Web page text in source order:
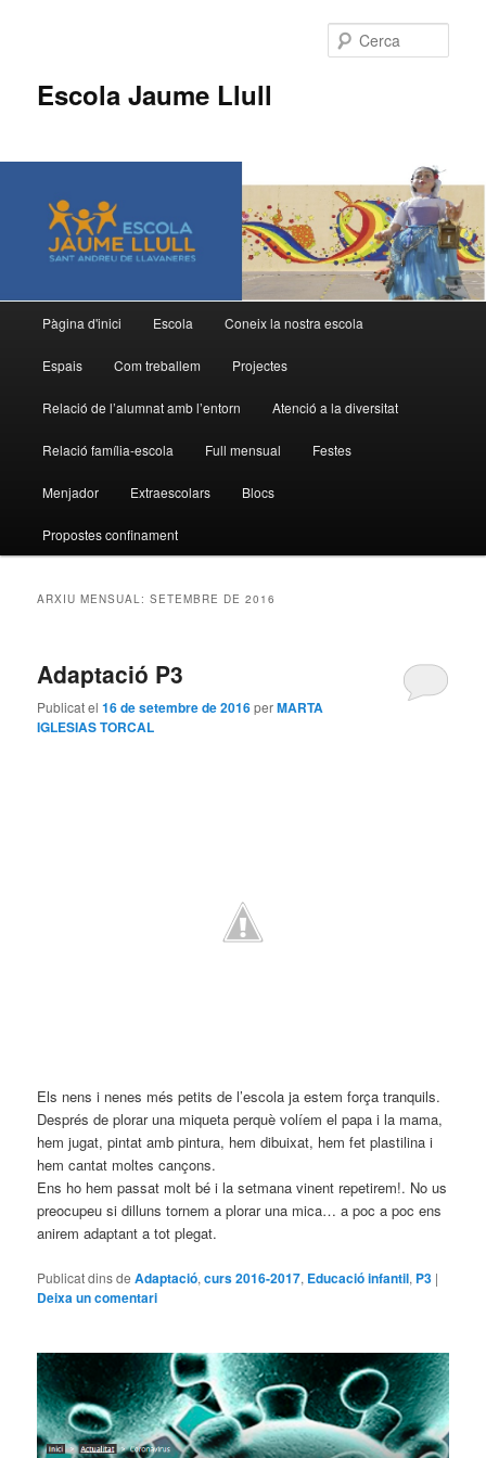
Escola Jaume Llull
principal
Aneu
al
contingut
Aneu
al
contingut
Pàgina d'inici Escola Coneix la nostra escola
Espais Com treballem Projectes
Relació de l’alumnat amb l’entorn Atenció a la diversitat
Relació família-escola Full mensual Festes
Menjador Extraescolars Blocs
Propostes confinament
ARXIU MENSUAL:SETEMBRE DE 2016
Adaptació P3
Publicat el16 de setembre de 2016perMARTA
IGLESIAS TORCAL
Els nens i nenes més petits de l’escola ja estem força tranquils.
Després de plorar una miqueta perquè volíem el papa i la mama,
hem jugat, pintat amb pintura, hem dibuixat, hem fet plastilina i
hem cantat moltes cançons.
Ens ho hem passat molt bé i la setmana vinent repetirem!. No us
preocupeu si dilluns tornem a plorar una mica… a poc a poc ens
anirem adaptant a tot plegat.
Publicat dins de Adaptació,curs 2016-2017, Educació infantil, P3 |
Deixa un comentari